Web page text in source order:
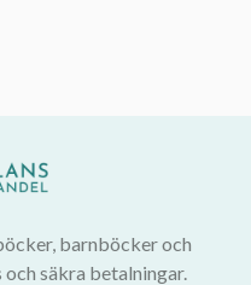
barnböcker och
säkra betalningar.